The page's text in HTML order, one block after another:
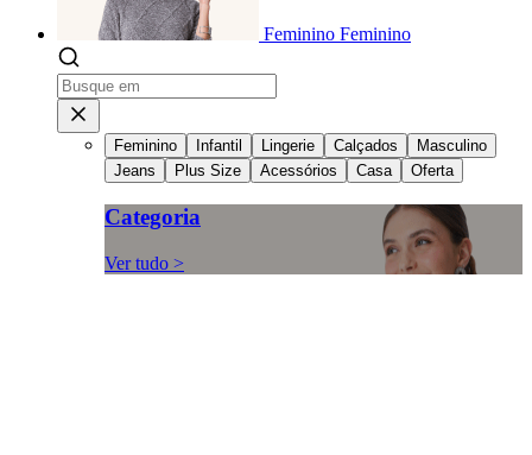
Feminino Feminino
Feminino Infantil Lingerie Calçados
Masculino
Jeans
Plus Size Acessórios Casa Oferta
Categoria
Ver tudo >